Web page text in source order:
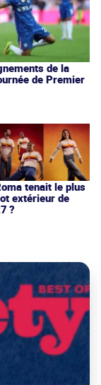
de la
de Premier
tenait le plus
extérieur de
?